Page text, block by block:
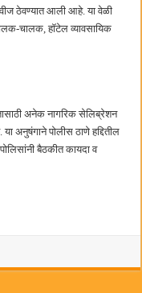
ठेवण्यात आली आहे. या वेळी
चालक, हॉटेल व्यावसायिक
अनेक नागरिक सेलिब्रेशन
अनुषंगाने पोलीस ठाणे हद्दितील
बैठकीत कायदा व